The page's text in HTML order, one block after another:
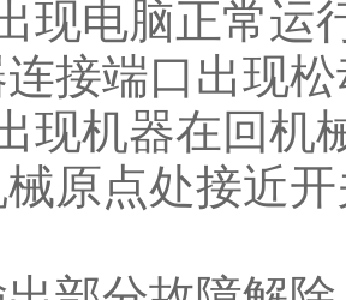
现电脑正常运
接端口出现
现机器在回机
原点处接近